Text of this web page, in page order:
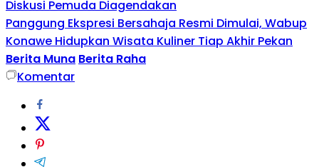
Diskusi Pemuda Diagendakan
Panggung Ekspresi Bersahaja Resmi Dimulai, Wabup
Konawe Hidupkan Wisata Kuliner Tiap Akhir Pekan
Berita Muna Berita Raha
Komentar